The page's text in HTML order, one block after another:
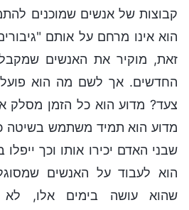
קבוצות של אנשים שמוכנים
הוא אינו מרחם על אותם
זאת, מוקיר את האנשים
החדשים. אך לשם מה הוא
צעד? מדוע הוא כל הזמן מסלק
מדוע הוא תמיד משתמש בשיטה
שבני האדם יכירו אותו וכך ייפלו
הוא לעבוד על האנשים
שהוא עושה בימים אלו,